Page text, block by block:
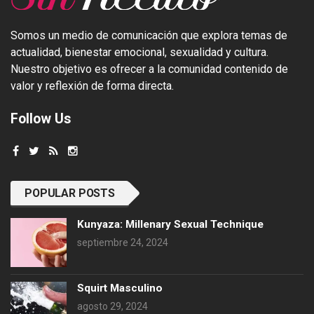
Somos un medio de comunicación que explora temas de
actualidad, bienestar emocional, sexualidad y cultura.
Nuestro objetivo es ofrecer a la comunidad contenido de
valor y reflexión de forma directa.
Follow Us
POPULAR POSTS
Kunyaza: Millenary Sexual Technique
septiembre 24, 2024
Squirt Masculino
agosto 29, 2024